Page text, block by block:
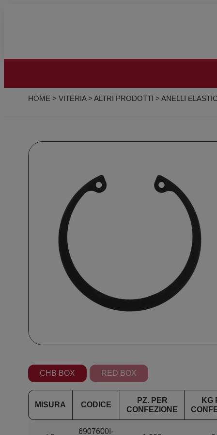
HOME > VITERIA> ALTRI PRODOTTI > ANELLI
CHB BOX RED BOX
MISURA CODICE
PZ. PER
CONFEZIONE
KG
6907600I-